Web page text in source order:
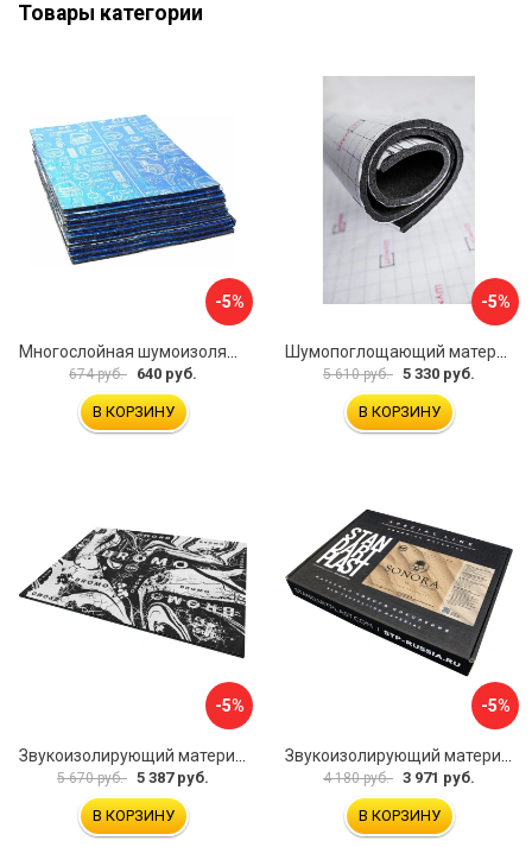
Товары категории
-5%
674 руб. 640 руб.
В КОРЗИНУ
-5%
5 610 руб. 5 330 руб.
В КОРЗИНУ
-5%
Звукоизолирующий материал STP Bromo 54253
5 670 руб. 5 387 руб.
В КОРЗИНУ
-5%
Звукоизолирующий материал STP Sonora 54254
4 180 руб. 3 971 руб.
В КОРЗИНУ